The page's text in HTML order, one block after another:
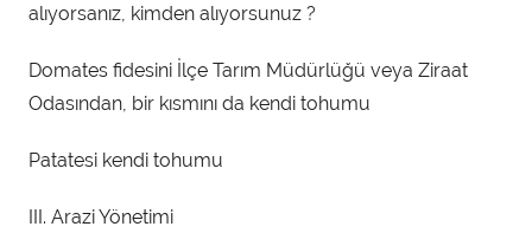
alıyorsanız, kimden alıyorsunuz ?
Domates fidesini İlçe Tarım Müdürlüğü veya Ziraat
Odasından, bir kısmını da kendi tohumu
Patatesi kendi tohumu
III. Arazi Yönetimi